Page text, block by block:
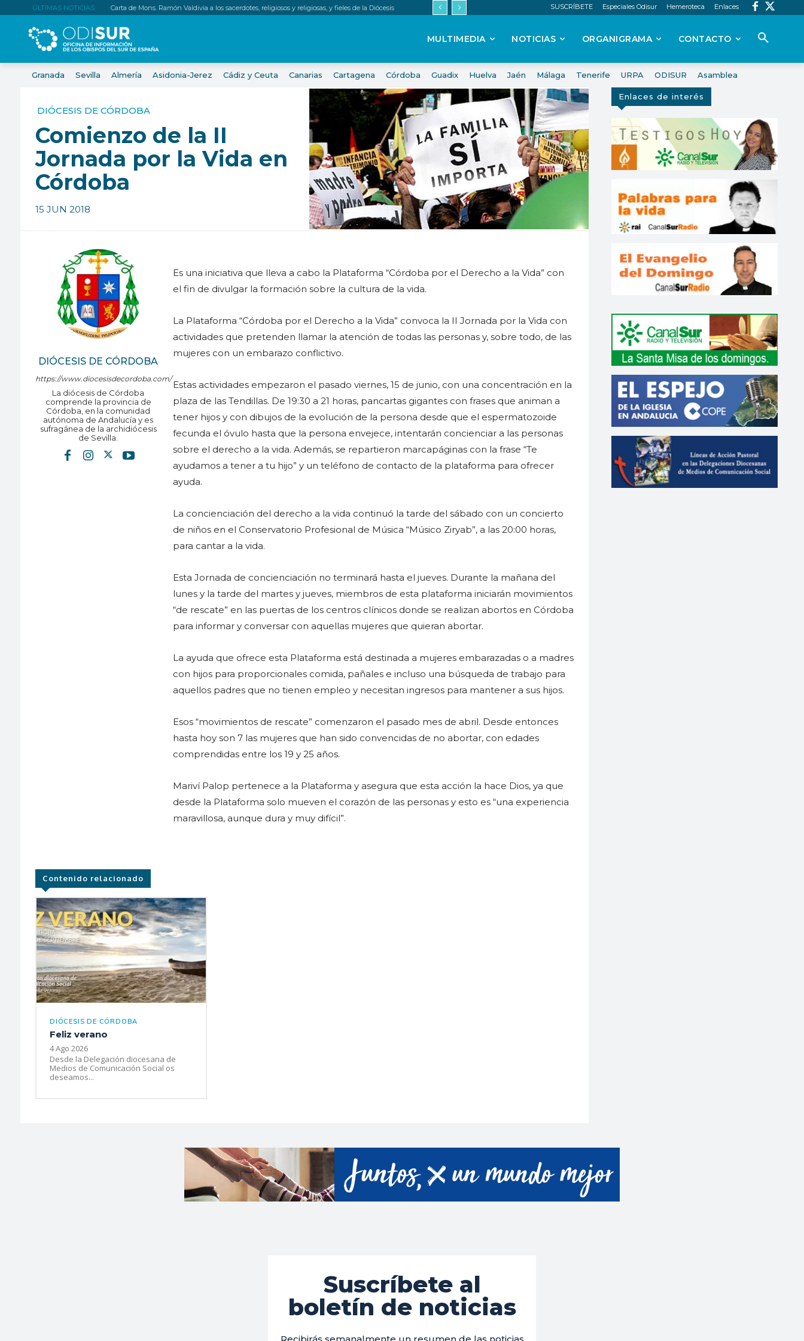
ÚLTIMAS NOTICIAS: Carta de Mons. Ramón Valdivia a los sacerdotes, religiosos y religiosas, y fieles de la Diócesis SUSCRÍBETE Especiales Odisur Hemeroteca Enlaces
MULTIMEDIA NOTICIAS ORGANIGRAMA CONTACTO
Granada Sevilla Almería Asidonia-Jerez Cádiz y Ceuta Canarias Cartagena Córdoba Guadix Huelva Jaén Málaga Tenerife URPA ODISUR Asamblea
DIÓCESIS DE CÓRDOBA
Comienzo de la II
Jornada por la Vida en
Córdoba
15 JUN 2018
DIÓCESIS DE CÓRDOBA
https://www.diocesisdecordoba.com/
La diócesis de Córdoba
comprende la provincia de
Córdoba, en la comunidad
autónoma de Andalucía y es
sufragánea de la archidiócesis
de Sevilla.
Es una iniciativa que lleva a cabo la Plataforma “Córdoba por el Derecho a la Vida” con
el fin de divulgar la formación sobre la cultura de la vida.
La Plataforma “Córdoba por el Derecho a la Vida” convoca la II Jornada por la Vida con
actividades que pretenden llamar la atención de todas las personas y, sobre todo, de las
mujeres con un embarazo conflictivo.
Estas actividades empezaron el pasado viernes, 15 de junio, con una concentración en la
plaza de las Tendillas. De 19:30 a 21 horas, pancartas gigantes con frases que animan a
tener hijos y con dibujos de la evolución de la persona desde que el espermatozoide
fecunda el óvulo hasta que la persona envejece, intentarán concienciar a las personas
sobre el derecho a la vida. Además, se repartieron marcapáginas con la frase “Te
ayudamos a tener a tu hijo” y un teléfono de contacto de la plataforma para ofrecer
ayuda.
La concienciación del derecho a la vida continuó la tarde del sábado con un concierto
de niños en el Conservatorio Profesional de Música “Músico Ziryab”, a las 20:00 horas,
para cantar a la vida.
Esta Jornada de concienciación no terminará hasta el jueves. Durante la mañana del
lunes y la tarde del martes y jueves, miembros de esta plataforma iniciarán movimientos
“de rescate” en las puertas de los centros clínicos donde se realizan abortos en Córdoba
para informar y conversar con aquellas mujeres que quieran abortar.
La ayuda que ofrece esta Plataforma está destinada a mujeres embarazadas o a madres
con hijos para proporcionales comida, pañales e incluso una búsqueda de trabajo para
aquellos padres que no tienen empleo y necesitan ingresos para mantener a sus hijos.
Esos “movimientos de rescate” comenzaron el pasado mes de abril. Desde entonces
hasta hoy son 7 las mujeres que han sido convencidas de no abortar, con edades
comprendidas entre los 19 y 25 años.
Mariví Palop pertenece a la Plataforma y asegura que esta acción la hace Dios, ya que
desde la Plataforma solo mueven el corazón de las personas y esto es “una experiencia
maravillosa, aunque dura y muy difícil”.
Contenido relacionado
DIÓCESIS DE CÓRDOBA
Feliz verano
4 Ago 2026
Desde la Delegación diocesana de
Medios de Comunicación Social os
deseamos...
Enlaces de interés
Suscríbete al
boletín de noticias